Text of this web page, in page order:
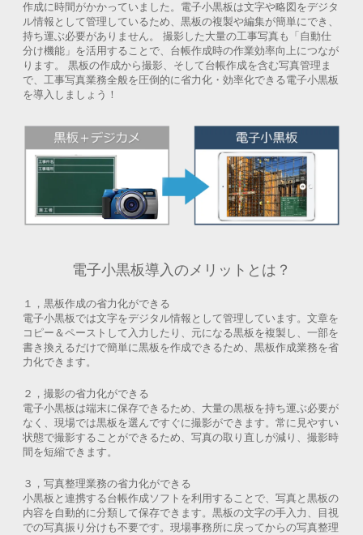
作成に時間がかかっていました。電子小黒板は文字や略図をデジタ
ル情報として管理しているため、黒板の複製や編集が簡単にでき、
持ち運ぶ必要がありません。 撮影した大量の工事写真も「自動仕
分け機能」を活用することで、台帳作成時の作業効率向上につなが
ります。 黒板の作成から撮影、そして台帳作成を含む写真管理ま
で、工事写真業務全般を圧倒的に省力化・効率化できる電子小黒板
を導入しましょう！
電子小黒板導入のメリットとは？
１，黒板作成の省力化ができる
電子小黒板では文字をデジタル情報として管理しています。文章を
コピー＆ペーストして入力したり、元になる黒板を複製し、一部を
書き換えるだけで簡単に黒板を作成できるため、黒板作成業務を省
力化できます。
２，撮影の省力化ができる
電子小黒板は端末に保存できるため、大量の黒板を持ち運ぶ必要が
なく、現場では黒板を選んですぐに撮影ができます。常に見やすい
状態で撮影することができるため、写真の取り直しが減り、撮影時
間を短縮できます。
３，写真整理業務の省力化ができる
小黒板と連携する台帳作成ソフトを利用することで、写真と黒板の
内容を自動的に分類して保存できます。黒板の文字の手入力、目視
での写真振り分けも不要です。現場事務所に戻ってからの写真整理